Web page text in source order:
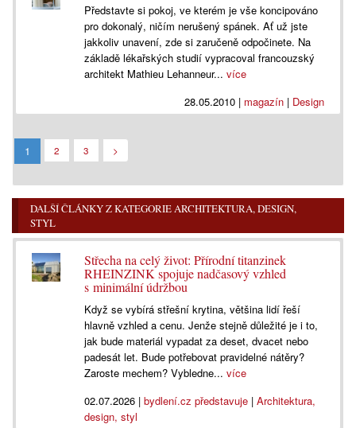
Představte si pokoj, ve kterém je vše koncipováno
pro dokonalý, ničím nerušený spánek. Ať už jste
jakkoliv unavení, zde si zaručeně odpočinete. Na
základě lékařských studií vypracoval francouzský
architekt Mathieu Lehanneur...více
28.05.2010| magazín| Design
1 2 3 >
DALŠÍ ČLÁNKY Z KATEGORIE ARCHITEKTURA, DESIGN,
STYL
Střecha na celý život: Přírodní titanzinek
RHEINZINK spojuje nadčasový vzhled
s minimální údržbou
Když se vybírá střešní krytina, většina lidí řeší
hlavně vzhled a cenu. Jenže stejně důležité je i to,
jak bude materiál vypadat za deset, dvacet nebo
padesát let. Bude potřebovat pravidelné nátěry?
Zaroste mechem? Vybledne...více
02.07.2026 |bydlení.cz představuje |Architektura,
design, styl